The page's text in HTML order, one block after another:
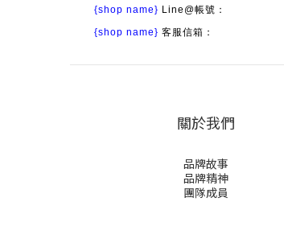
{shop name} Line@帳號：
{shop name} 客服信箱：
關於我們
品牌故事
品牌精神
團隊成員